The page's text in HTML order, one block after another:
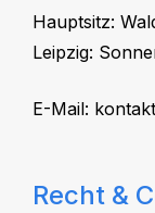
Hauptsitz:
Leipzig:
E-Mail:
Recht &